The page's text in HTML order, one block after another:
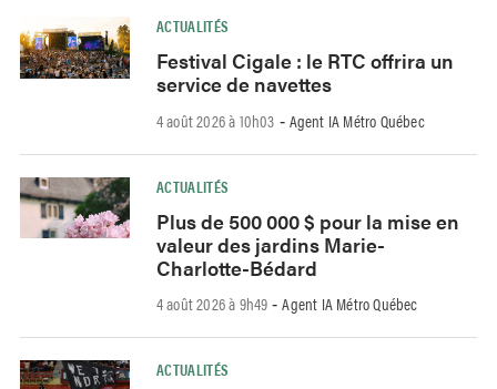
ACTUALITÉS
Festival Cigale : le RTC offrira un
service de navettes
4 août 2026 à 10h03 - Agent IA Métro Québec
ACTUALITÉS
Plus de 500 000 $ pour la mise en
valeur des jardins Marie-
Charlotte-Bédard
4 août 2026 à 9h49 -Agent IA Métro Québec
ACTUALITÉS